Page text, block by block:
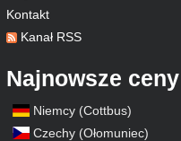
Kontakt
Kanał RSS
Najnowsze ceny
Niemcy (Cottbus)
Czechy (Ołomuniec)